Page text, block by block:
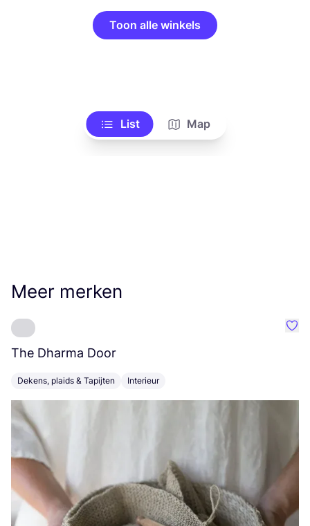
Toon alle winkels
List Map
Meer merken
The Dharma Door
Dekens, plaids & Tapijten Interieur